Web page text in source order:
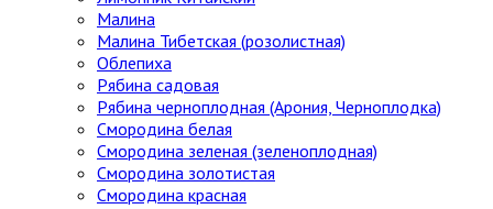
Малина
Малина Тибетская (розолистная)
Облепиха
Рябина садовая
Рябина черноплодная (Арония, Черноплодка)
Смородина белая
Смородина зеленая (зеленоплодная)
Смородина золотистая
Смородина красная